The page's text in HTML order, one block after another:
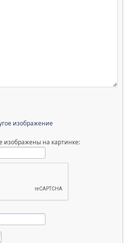
изображение
изображены на картинке: